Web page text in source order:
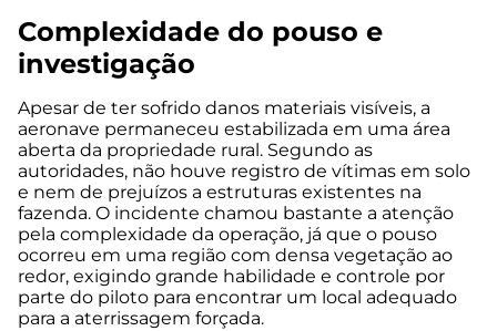
Complexidade do pouso e
investigação
Apesar de ter sofrido danos materiais visíveis, a
aeronave permaneceu estabilizada em uma área
aberta da propriedade rural. Segundo as
autoridades, não houve registro de vítimas em solo
e nem de prejuízos a estruturas existentes na
fazenda. O incidente chamou bastante a atenção
pela complexidade da operação, já que o pouso
ocorreu em uma região com densa vegetação ao
redor, exigindo grande habilidade e controle por
parte do piloto para encontrar um local adequado
para a aterrissagem forçada.